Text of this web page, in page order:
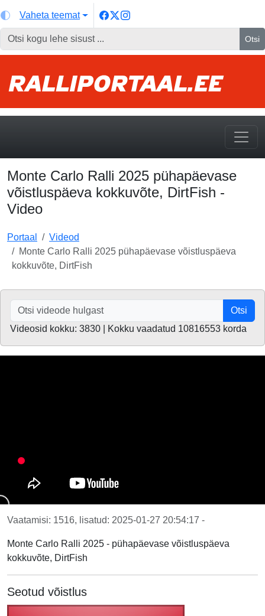
Vaheta teemat
Otsi
Monte Carlo Ralli 2025 pühapäevase
võistluspäeva kokkuvõte, DirtFish -
Video
Portaal
Videod
Monte Carlo Ralli 2025 pühapäevase võistluspäeva
kokkuvõte, DirtFish
Otsi
Videosid kokku: 3830 | Kokku vaadatud 10816553 korda
Vaatamisi: 1516, lisatud: 2025-01-27 20:54:17 -
Monte Carlo Ralli 2025 - pühapäevase võistluspäeva
kokkuvõte, DirtFish
Seotud võistlus